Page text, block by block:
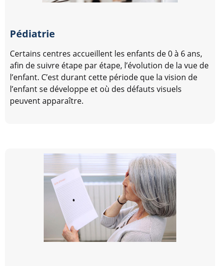
Pédiatrie
Certains centres accueillent les enfants de 0 à 6 ans,
afin de suivre étape par étape, l’évolution de la vue de
l’enfant. C’est durant cette période que la vision de
l’enfant se développe et où des défauts visuels
peuvent apparaître.